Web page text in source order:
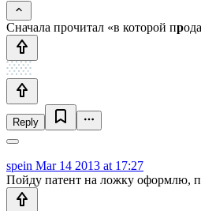
Сначала прочитал «в которой пр
Reply
spein Mar 14 2013 at 17:27
Пойду патент на ложку оформлю,